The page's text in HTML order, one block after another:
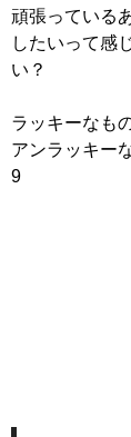
頑張っている
したいって感
い？
ラッキーなも
アンラッキー
9